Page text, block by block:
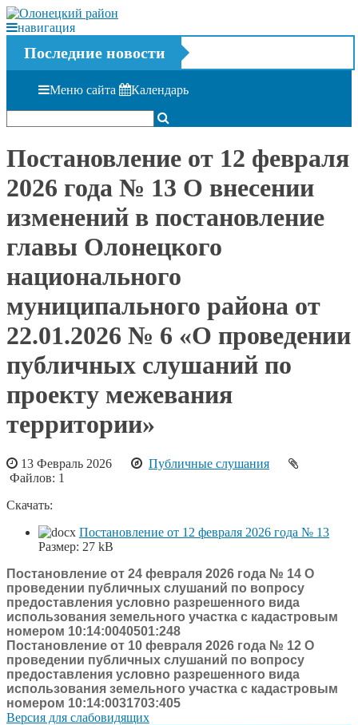
навигация
Последние новости
Меню сайта Календарь
Постановление от 12 февраля
2026 года № 13 О внесении
изменений в постановление
главы Олонецкого
национального
муниципального района от
22.01.2026 № 6 «О проведении
публичных слушаний по
проекту межевания
территории»
13 Февраль 2026
Публичные слушания
Файлов: 1
Скачать:
Постановление от 12 февраля 2026 года № 13
Размер: 27 kB
Постановление от 24 февраля 2026 года № 14 О
проведении публичных слушаний по вопросу
предоставления условно разрешенного вида
использования земельного участка с кадастровым
номером 10:14:0040501:248
Постановление от 10 февраля 2026 года № 12 О
проведении публичных слушаний по вопросу
предоставления условно разрешенного вида
использования земельного участка с кадастровым
номером 10:14:0031703:405
Версия для слабовидящих